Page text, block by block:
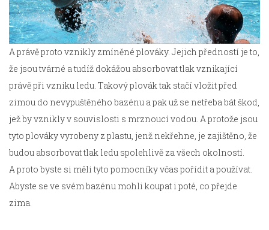
A právě proto vznikly zmíněné plováky. Jejich předností je to,
že jsou tvárné a tudíž dokážou absorbovat tlak vznikající
právě při vzniku ledu. Takový plovák tak stačí vložit před
zimou do nevypuštěného bazénu a pak už se netřeba bát škod,
jež by vznikly v souvislosti s mrznoucí vodou. A protože jsou
tyto plováky vyrobeny z plastu, jenž nekřehne, je zajištěno, že
budou absorbovat tlak ledu spolehlivě za všech okolností.
A proto byste si měli tyto pomocníky včas pořídit a používat.
Abyste se ve svém bazénu mohli koupat i poté, co přejde
zima.